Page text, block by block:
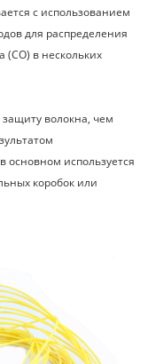
с использованием
для распределения
(CO) в нескольких
защиту волокна, чем
основном используется
коробок или